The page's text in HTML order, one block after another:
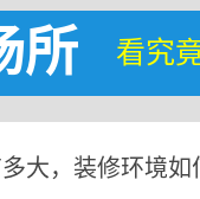
所 看究
大，装修环境